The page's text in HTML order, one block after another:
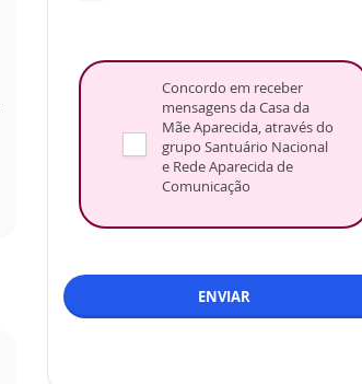
Concordo em receber
mensagens da Casa da
Mãe Aparecida, através do
grupo Santuário Nacional
e Rede Aparecida de
Comunicação
ENVIAR